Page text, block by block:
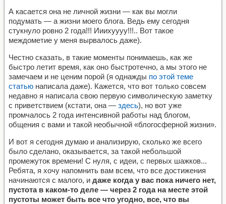
А касается она не личной жизни — как вы могли
подумать — а жизни моего блога. Ведь ему сегодня
стукнуло ровно 2 года!!! Ииихуууу!!!.. Вот такое
междометие у меня вырвалось даже).
Честно сказать, в такие моменты понимаешь, как же
быстро летит время, как оно быстротечно, а мы этого не
замечаем и не ценим порой (я однажды по этой теме
статью написала даже). Кажется, что вот только совсем
недавно я написала свою первую символическую заметку
с приветствием (кстати, она — здесь), но вот уже
промчалось 2 года интенсивной работы над блогом,
общения с вами и такой необычной «блогосферной жизни».
И вот я сегодня думаю и анализирую, сколько же всего
было сделано, оказывается, за такой небольшой
промежуток времени! С нуля, с идеи, с первых шажков...
Ребята, я хочу напомнить вам всем, что все достижения
начинаются с малого, и даже когда у вас пока ничего нет,
пустота в каком-то деле — через 2 года на месте этой
пустоты может быть все что угодно, все, что вы